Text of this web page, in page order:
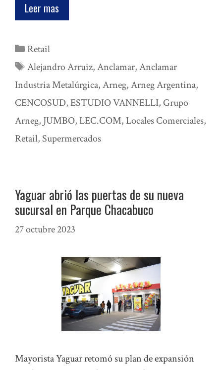
Leer mas
Categorías
Retail
Etiquetas
Alejandro Arruiz,Anclamar,Anclamar
Industria Metalúrgica,Arneg,Arneg Argentina,
CENCOSUD,ESTUDIO VANNELLI, Grupo
Arneg, JUMBO,LEC.COM,Locales Comerciales,
Retail, Supermercados
Yaguar abrió las puertas de su nueva
sucursal en Parque Chacabuco
27 octubre 2023
Mayorista Yaguar retomó su plan de expansión